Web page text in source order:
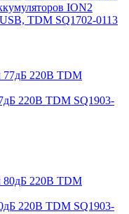
ION2
TDM SQ1702-0113
220В TDM SQ1903-
220В TDM SQ1903-